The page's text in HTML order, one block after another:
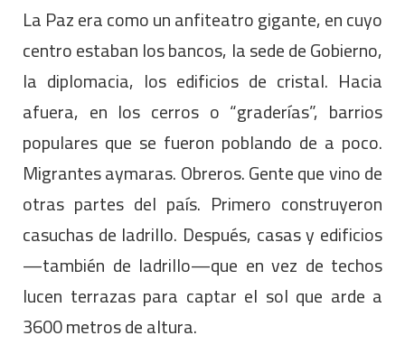
La Paz era como un anfiteatro gigante, en cuyo
centro estaban los bancos, la sede de Gobierno,
la diplomacia, los edificios de cristal. Hacia
afuera, en los cerros o “graderías”, barrios
populares que se fueron poblando de a poco.
Migrantes aymaras. Obreros. Gente que vino de
otras partes del país. Primero construyeron
casuchas de ladrillo. Después, casas y edificios
—también de ladrillo—que en vez de techos
lucen terrazas para captar el sol que arde a
3600 metros de altura.